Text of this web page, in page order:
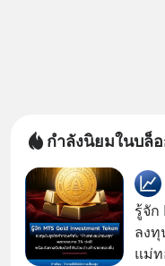
กำลังนิยมในบล็
รู้จัก
ลงทุ
แม่ท